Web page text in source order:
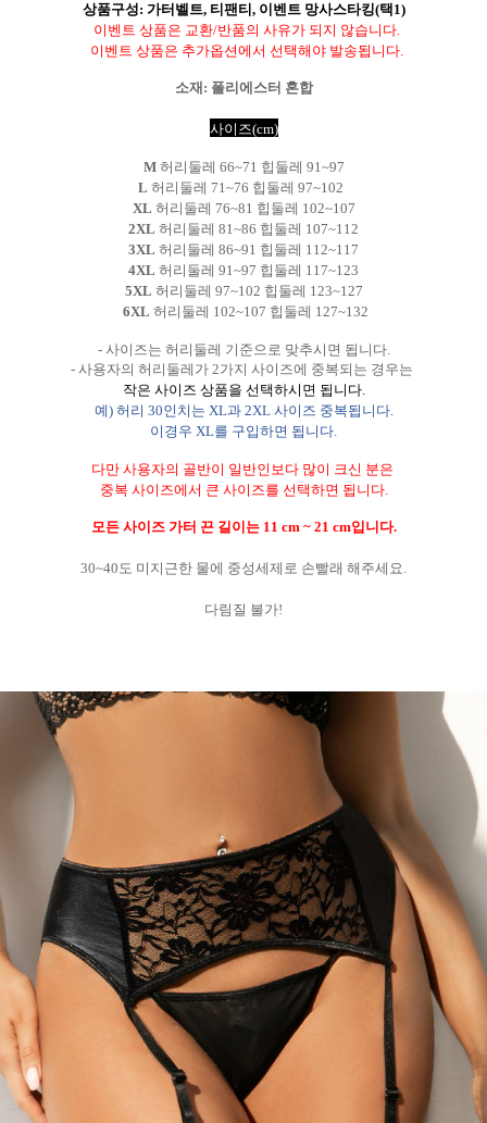
상품구성: 가터벨트, 티팬티, 이벤트 망사스타킹(택 1)
이벤트 상품은 교환/반품의 사유가 되지 않습니다.
이벤트 상품은 추가옵션에서 선택해야 발송됩니다.
소재 : 폴리에스터 혼합
사이즈(cm)
M 허리둘레 66~71 힙둘레 91~97
L 허리둘레 71~76 힙둘레 97~102
XL 허리둘레 76~81 힙둘레 102~107
2XL 허리둘레 81~86 힙 둘레 107~112
3XL 허리둘레 86~91 힙둘레 112~117
4XL 허리둘레 91~97 힙둘레 117~123
5XL 허리둘레 97~102 힙둘레 123~127
6XL 허리둘레 102~107 힙둘레 127~132
- 사이즈는 허리둘레 기준으로 맞추시면 됩니다.
- 사용자의 허리둘레가 2가지 사이즈에 중복되는 경우는
작은 사이즈 상품을 선택하시면 됩니다.
예) 허리 30인치는 XL과 2XL 사이즈 중복됩니다.
이경우 XL를 구입하면 됩니다.
다만 사용자의 골반이 일반인보다 많이 크신 분은
중복 사이즈에서 큰 사이즈를 선택하면 됩니다.
모든 사이즈 가터 끈 길이는 11 cm ~ 21 cm입니다.
30~40도 미지근한 물에 중성세제로 손빨래 해주세요.
다림질 불가!